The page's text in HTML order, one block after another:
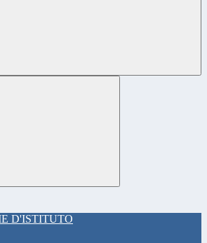
D'ISTITUTO